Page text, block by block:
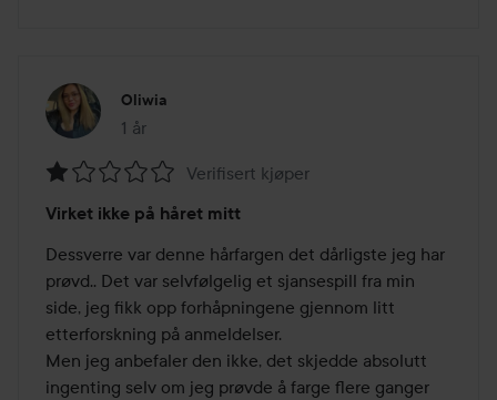
Oliwia
1 år
Innlegget ble opprettet 1 år
1
av
5
Verifisert kjøper
Virket ikke på håret mitt
Dessverre var denne hårfargen det dårligste jeg har
prøvd.. Det var selvfølgelig et sjansespill fra min
side, jeg fikk opp forhåpningene gjennom litt
etterforskning på anmeldelser.
Men jeg anbefaler den ikke, det skjedde absolutt
ingenting selv om jeg prøvde å farge flere ganger